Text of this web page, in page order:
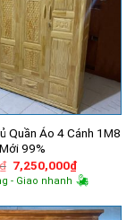
Quần Áo 4 Cánh 1M8
99%
Giá
gốc
là:
7,250,000₫Giá
hiện
tại
- Giao nhanh